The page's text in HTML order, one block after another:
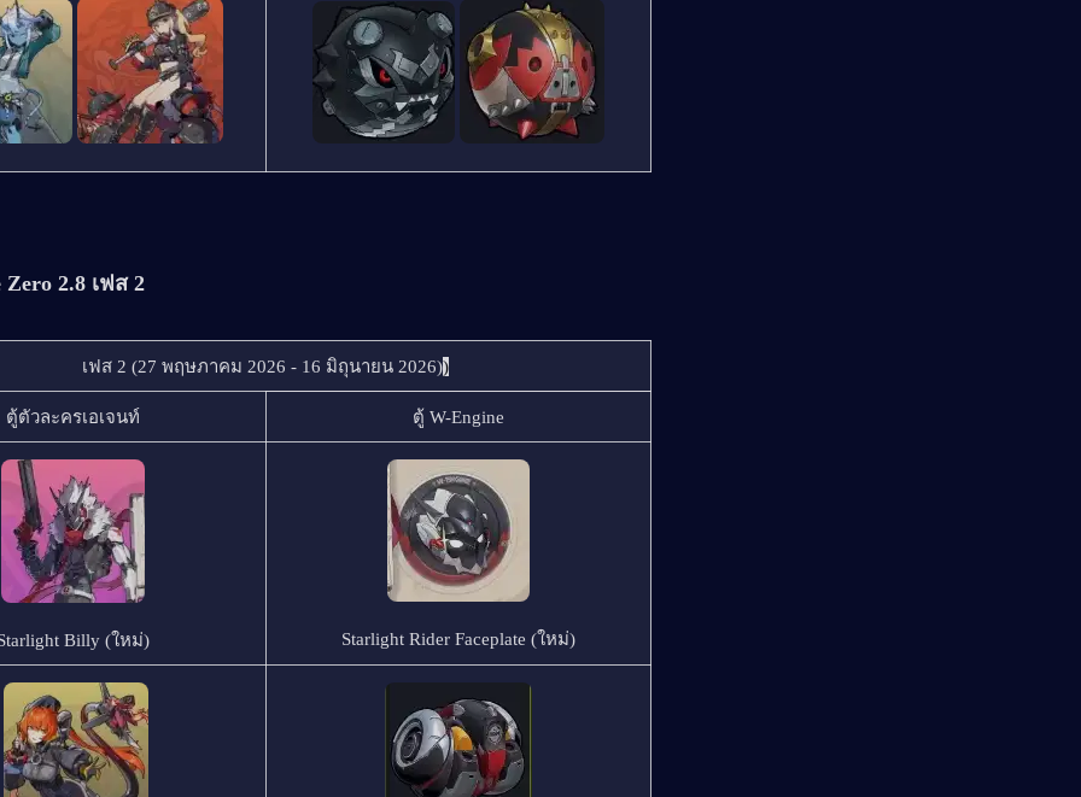
Zero 2.8 เฟส 2
เฟส 2 (27 พฤษภาคม 2026 - 16 มิถุนายน 2026))
ตู้ตัวละครเอเจนท์ ตู้ W-Engine
Billy (ใหม่) Starlight Rider Faceplate (ใหม่)